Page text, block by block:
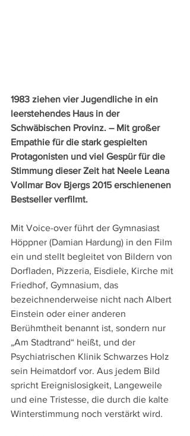
1983 ziehen vier Jugendliche in ein
leerstehendes Haus in der
Schwäbischen Provinz. – Mit großer
Empathie für die stark gespielten
Protagonisten und viel Gespür für die
Stimmung dieser Zeit hat Neele Leana
Vollmar Bov Bjergs 2015 erschienenen
Bestseller verfilmt.
Mit Voice-over führt der Gymnasiast
Höppner (Damian Hardung) in den Film
ein und stellt begleitet von Bildern von
Dorfladen, Pizzeria, Eisdiele, Kirche mit
Friedhof, Gymnasium, das
bezeichnenderweise nicht nach Albert
Einstein oder einer anderen
Berühmtheit benannt ist, sondern nur
„Am Stadtrand“ heißt, und der
Psychiatrischen Klinik Schwarzes Holz
sein Heimatdorf vor. Aus jedem Bild
spricht Ereignislosigkeit, Langeweile
und eine Tristesse, die durch die kalte
Winterstimmung noch verstärkt wird.